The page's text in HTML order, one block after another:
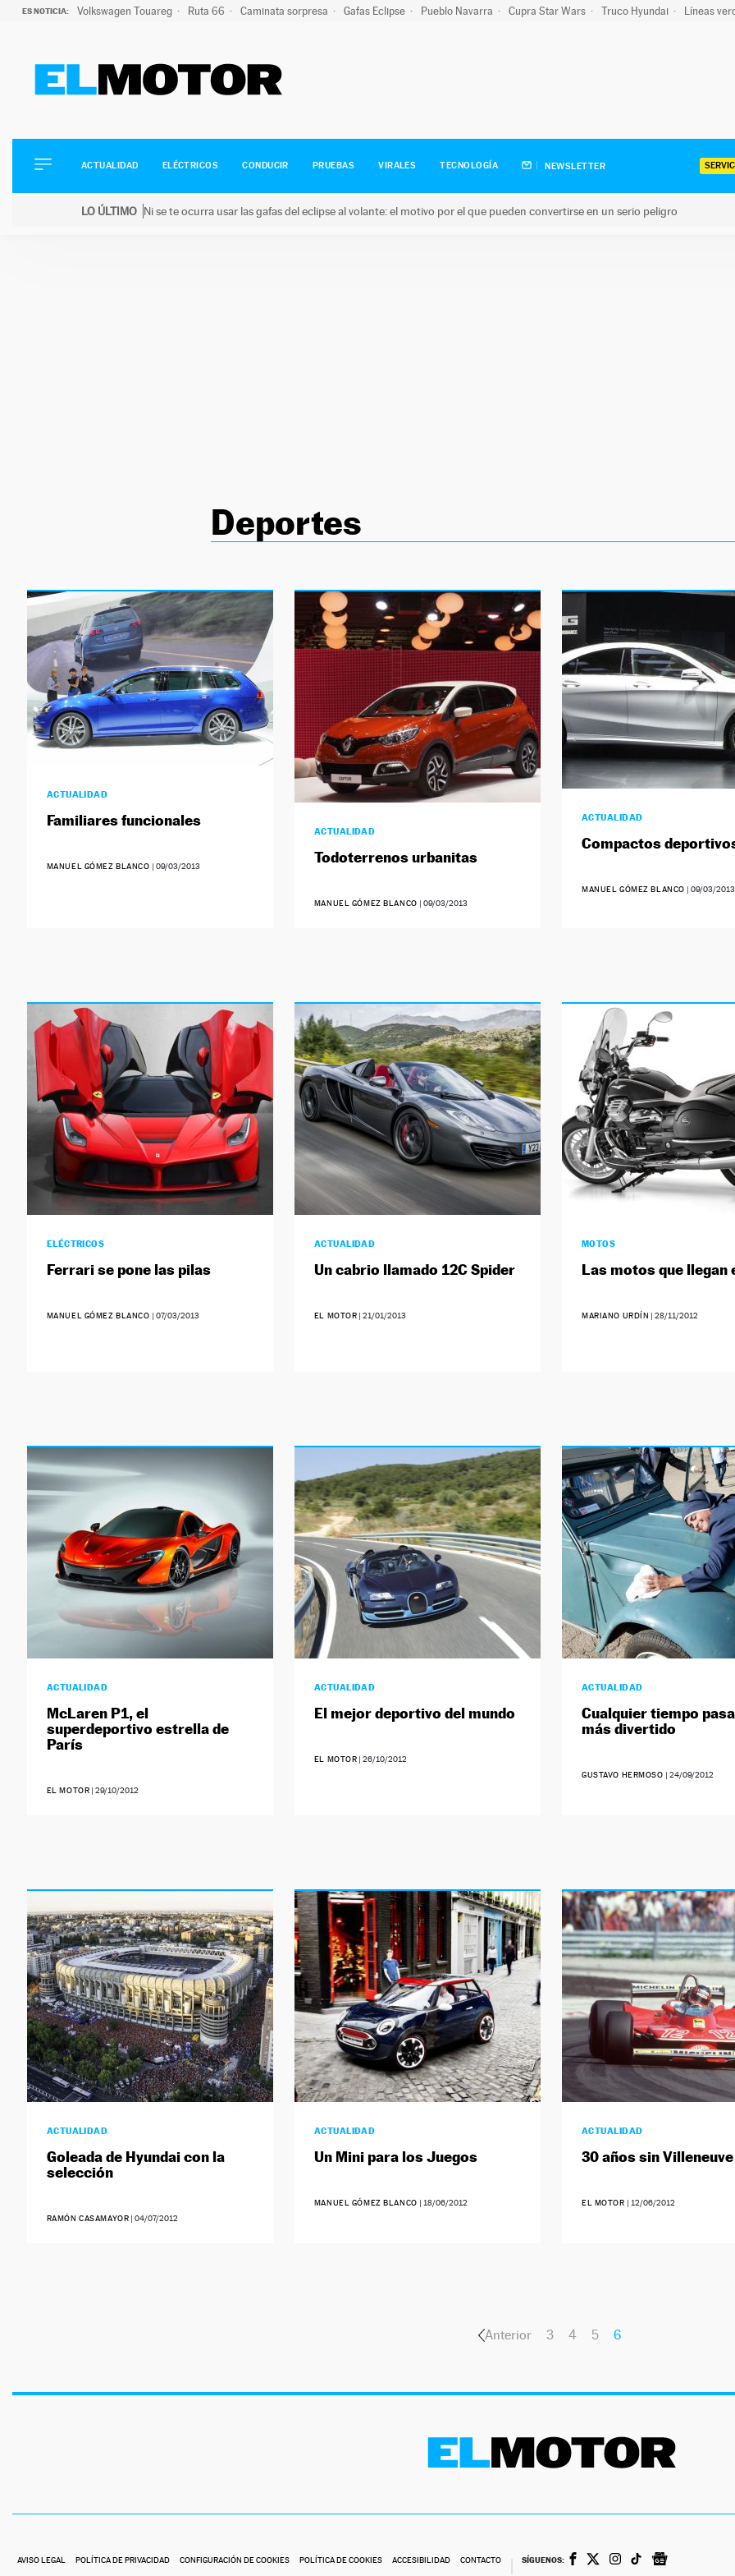
ES NOTICIA: Volkswagen Touareg Ruta 66 Caminata sorpresa Gafas Eclipse Pueblo Navarra Cupra Star Wars Truco Hyundai Líneas
ELÉCTRICOS
CONDUCIR
ACTUALIDAD ELÉCTRICOS CONDUCIR PRUEBAS VIRALES TECNOLOGÍA NEWSLETTER
LO ÚLTIMO Ni se te ocurra usar las gafas del eclipse al volante: el motivo por el que pueden convertirse en un serio peligro
Deportes
ACTUALIDAD
Familiares funcionales
MANUEL GÓMEZ BLANCO | 09/03/2013
ACTUALIDAD
Todoterrenos urbanitas
MANUEL GÓMEZ BLANCO | 09/03/2013
ACTUALIDAD
Compactos
MANUEL GÓMEZ BLANCO | 09/03/2013
ELÉCTRICOS
Ferrari se pone las pilas
MANUEL GÓMEZ BLANCO | 07/03/2013
ACTUALIDAD
Un cabrio llamado 12C Spider
EL MOTOR |21/01/2013
MOTOS
Las motos que llegan
MARIANO URDÍN |28/11/2012
ACTUALIDAD
McLaren P1, el
superdeportivo estrella de
París
EL MOTOR |29/10/2012
ACTUALIDAD
El mejor deportivo del mundo
EL MOTOR |26/10/2012
ACTUALIDAD
Cualquier tiempo
más divertido
GUSTAVO HERMOSO | 24/09/2012
ACTUALIDAD
Goleada de Hyundai con la
selección
RAMÓN CASAMAYOR |04/07/2012
ACTUALIDAD
Un Mini para los Juegos
MANUEL GÓMEZ BLANCO | 18/06/2012
ACTUALIDAD
30 años sin Villeneuve
EL MOTOR | 12/06/2012
Anterior 3 4 5 6
AVISO LEGAL POLÍTICA DE PRIVACIDAD CONFIGURACIÓN DE COOKIES POLÍTICA DE COOKIES ACCESIBILIDAD CONTACTO SÍGUENOS: